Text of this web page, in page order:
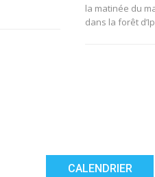
la matinée du
dans la forêt
CALENDRIER